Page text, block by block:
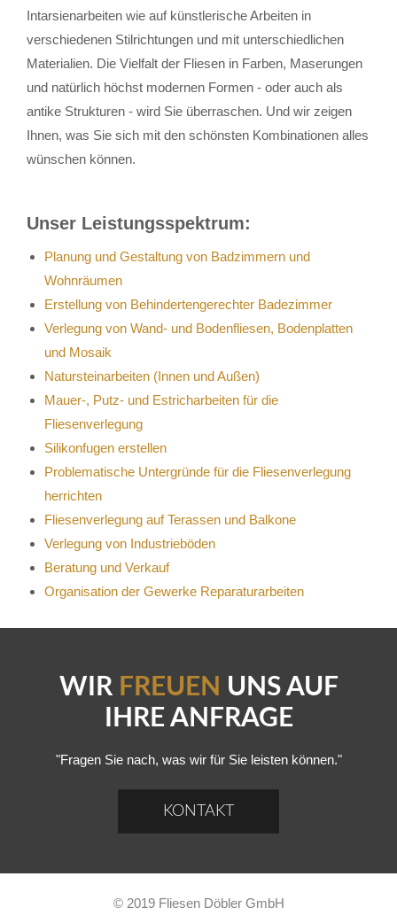
Intarsienarbeiten wie auf künstlerische Arbeiten in
verschiedenen Stilrichtungen und mit unterschiedlichen
Materialien. Die Vielfalt der Fliesen in Farben, Maserungen
und natürlich höchst modernen Formen - oder auch als
antike Strukturen - wird Sie überraschen. Und wir zeigen
Ihnen, was Sie sich mit den schönsten Kombinationen alles
wünschen können.
Unser Leistungsspektrum:
Planung und Gestaltung von Badzimmern und
Wohnräumen
Erstellung von Behindertengerechter Badezimmer
Verlegung von Wand- und Bodenfliesen, Bodenplatten
und Mosaik
Natursteinarbeiten (Innen und Außen)
Mauer-, Putz- und Estricharbeiten für die
Fliesenverlegung
Silikonfugen erstellen
Problematische Untergründe für die Fliesenverlegung
herrichten
Fliesenverlegung auf Terassen und Balkone
Verlegung von Industrieböden
Beratung und Verkauf
Organisation der Gewerke Reparaturarbeiten
WIR FREUEN UNS AUF
IHRE ANFRAGE
"Fragen Sie nach, was wir für Sie leisten können."
KONTAKT
© 2019 Fliesen Döbler GmbH